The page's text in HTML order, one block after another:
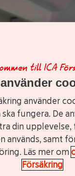
till ICA
använder
fungera. De
din upplevelse,
används, samt
Läs mer om
Försäkring